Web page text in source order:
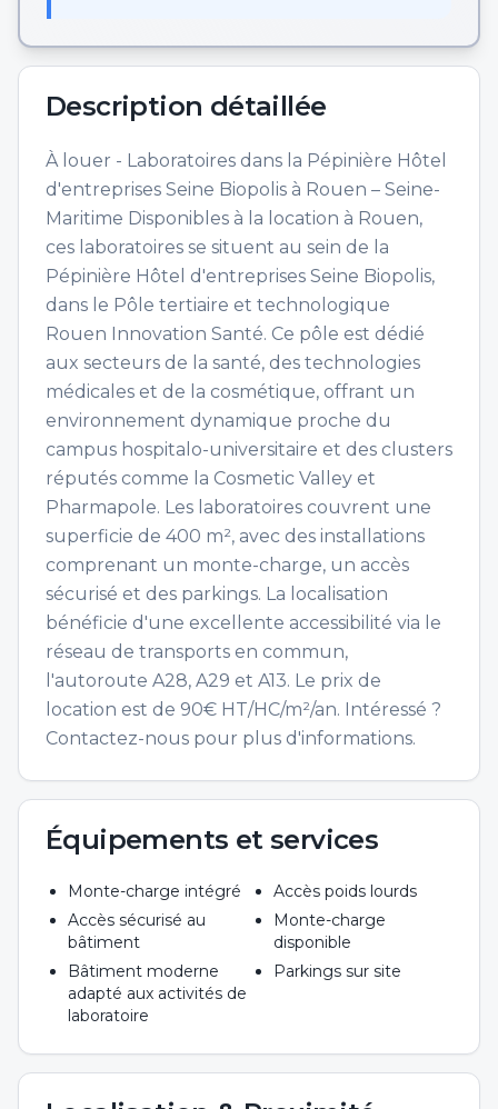
Description détaillée
À louer - Laboratoires dans la Pépinière Hôtel
d'entreprises Seine Biopolis à Rouen – Seine-
Maritime Disponibles à la location à Rouen,
ces laboratoires se situent au sein de la
Pépinière Hôtel d'entreprises Seine Biopolis,
dans le Pôle tertiaire et technologique
Rouen Innovation Santé. Ce pôle est dédié
aux secteurs de la santé, des technologies
médicales et de la cosmétique, offrant un
environnement dynamique proche du
campus hospitalo-universitaire et des clusters
réputés comme la Cosmetic Valley et
Pharmapole. Les laboratoires couvrent une
superficie de 400 m², avec des installations
comprenant un monte-charge, un accès
sécurisé et des parkings. La localisation
bénéficie d'une excellente accessibilité via le
réseau de transports en commun,
l'autoroute A28, A29 et A13. Le prix de
location est de 90€ HT/HC/m²/an. Intéressé ?
Contactez-nous pour plus d'informations.
Équipements et services
Monte-charge intégré
Accès sécurisé au
bâtiment
Bâtiment moderne
adapté aux activités de
laboratoire
Accès poids lourds
Monte-charge
disponible
Parkings sur site